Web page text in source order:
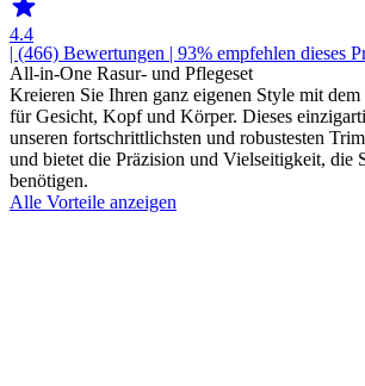
4.4
| (466) Bewertungen | 93% empfehlen dieses
All-in-One Rasur- und Pflegeset
Kreieren Sie Ihren ganz eigenen Style mit
für Gesicht, Kopf und Körper. Dieses
unseren fortschrittlichsten und robustesten
und bietet die Präzision und Vielseitigkeit, die
benötigen.
Alle Vorteile anzeigen